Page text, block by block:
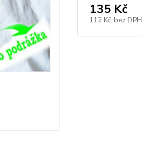
135 Kč
112 Kč bez DPH